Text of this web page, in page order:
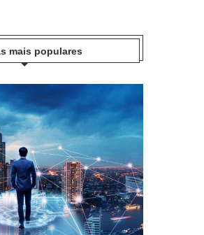
mais populares